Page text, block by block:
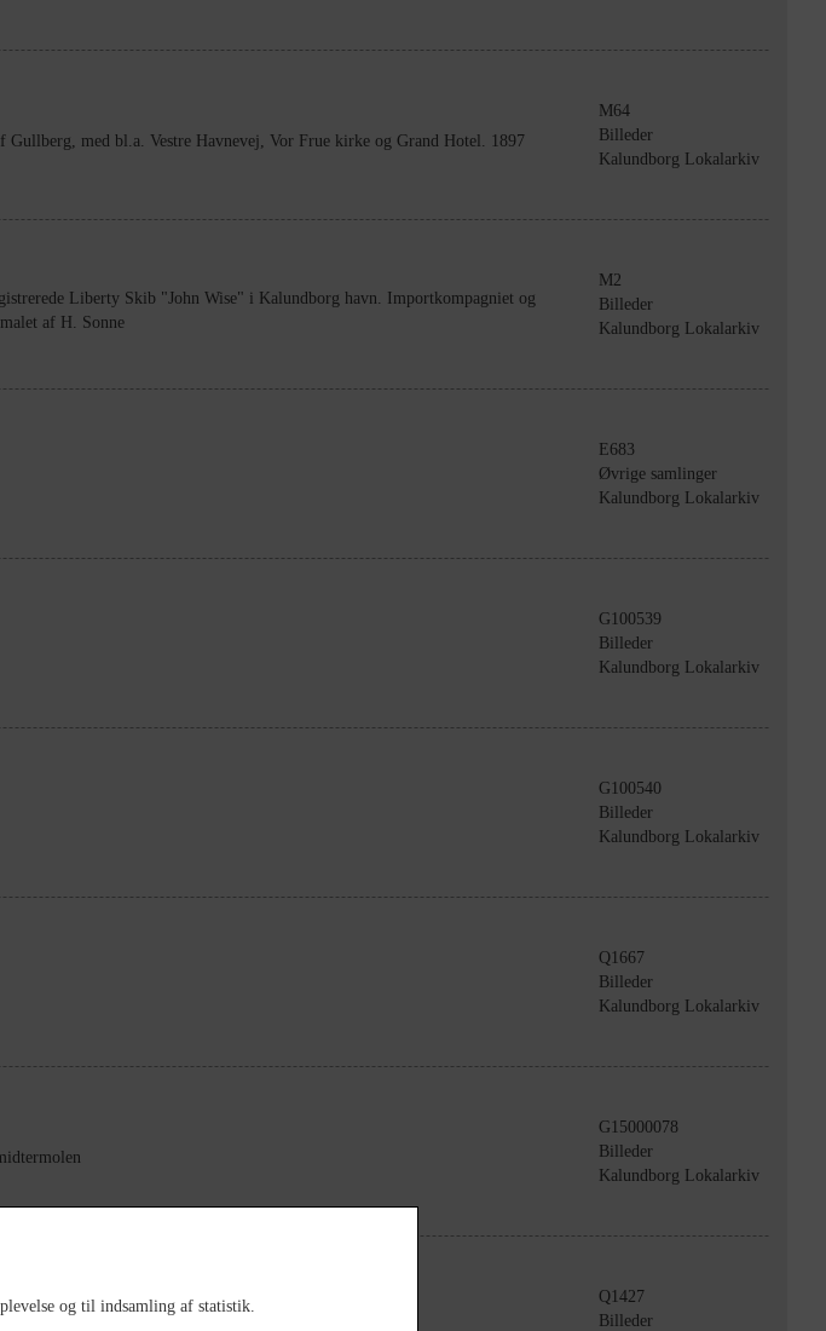
med bl.a. Vestre Havnevej, Vor Frue kirke og Grand Hotel. 1897
M64
Billeder
Kalundborg Lokalarkiv
Liberty Skib "John Wise" i Kalundborg havn. Importkompagniet og
af H. Sonne
M2
Billeder
Kalundborg Lokalarkiv
E683
Øvrige samlinger
Kalundborg Lokalarkiv
G100539
Billeder
Kalundborg Lokalarkiv
G100540
Billeder
Kalundborg Lokalarkiv
Q1667
Billeder
Kalundborg Lokalarkiv
G15000078
Billeder
Kalundborg Lokalarkiv
Q1427
Billeder
og til indsamling af statistik.